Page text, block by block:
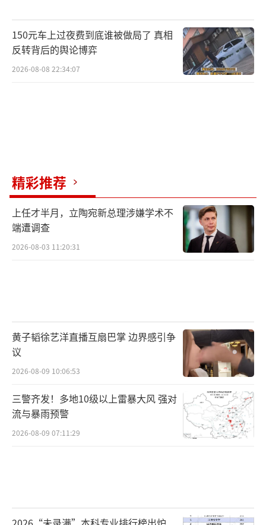
150元车上过夜费到底谁被做局了 真相
反转背后的舆论博弈
2026-08-08 22:34:07
精彩推荐
上任才半月，立陶宛新总理涉嫌学术不
端遭调查
2026-08-03 11:20:31
黄子韬徐艺洋直播互扇巴掌 边界感引争
议
2026-08-09 10:06:53
三警齐发！多地10级以上雷暴大风 强对
流与暴雨预警
2026-08-09 07:11:29